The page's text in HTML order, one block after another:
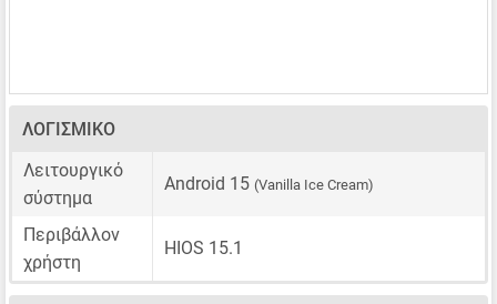
ΛΟΓΙΣΜΙΚΌ
Λειτουργικό
σύστημα
Android 15 (Vanilla Ice Cream)
Περιβάλλον
χρήστη
HIOS 15.1